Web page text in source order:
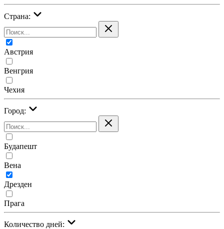
Страна:
Австрия
Венгрия
Чехия
Город:
Будапешт
Вена
Дрезден
Прага
Количество дней: